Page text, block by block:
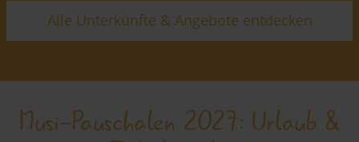
Alle Unterkünfte & Angebote entdecken
Musi-Pauschalen 2027: Urlaub &